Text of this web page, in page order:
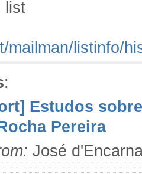
list
mailman/listinfo/
:
Estudos
Pereira
José